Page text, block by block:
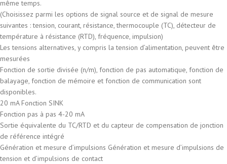
même temps.
(Choisissez parmi les options de signal source et de signal de mesure
suivantes : tension, courant, résistance, thermocouple (TC), détecteur de
température à résistance (RTD), fréquence, impulsion)
Les tensions alternatives, y compris la tension d’alimentation, peuvent être
mesurées
Fonction de sortie divisée (n/m), fonction de pas automatique, fonction de
balayage, fonction de mémoire et fonction de communication sont
disponibles.
20 mA Fonction SINK
Fonction pas à pas 4-20 mA
Sortie équivalente du TC/RTD et du capteur de compensation de jonction
de référence intégré
Génération et mesure d’impulsions Génération et mesure d’impulsions de
tension et d’impulsions de contact